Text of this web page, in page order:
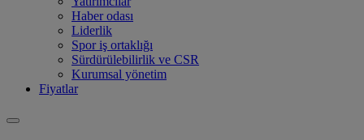
Haber odası
Liderlik
Spor iş ortaklığı
Sürdürülebilirlik ve CSR
Kurumsal yönetim
Fiyatlar